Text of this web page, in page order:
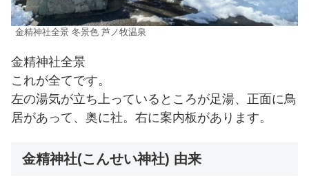
金精神社全景 冬景色 芦ノ牧温泉
金精神社全景
これが全てです。
左の湯気が立ち上っているところが足湯、正面に鳥
居があって、奥に社。右に案内板があります。
金精神社(こんせい神社) 由来